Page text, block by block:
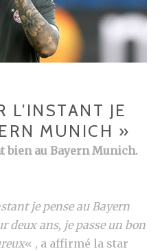
L’INSTANT JE
MUNICH »
bien au Bayern Munich.
je pense au Bayern
deux ans, je passe un bon
« , a affirmé la star